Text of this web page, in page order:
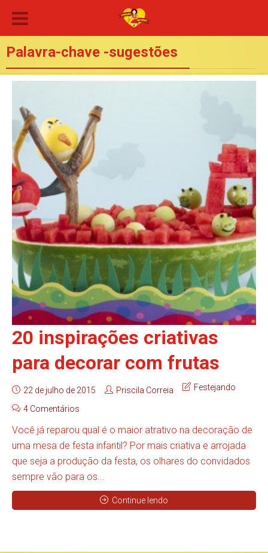
Palavra-chave -sugestões
20 inspirações criativas
para decorar com frutas
22 de julho de 2015 Priscila Correia Festejando
4 Comentários
Você já reparou qual é o maior atrativo na decoração de
uma mesa de festa infantil? Por mais criativa e arrojada
que seja a produção da festa, os olhares do convidados
sempre vão para os...
Continue lendo